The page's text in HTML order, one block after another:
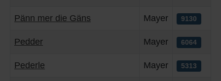
Pänn mer die Gäns Mayer 9130
Pedder Mayer 6064
Pederle Mayer 5313